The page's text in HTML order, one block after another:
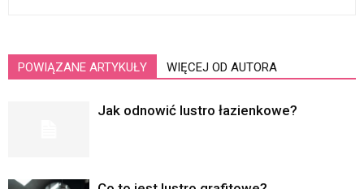
POWIĄZANE ARTYKUŁY WIĘCEJ OD AUTORA
Jak odnowić lustro łazienkowe?